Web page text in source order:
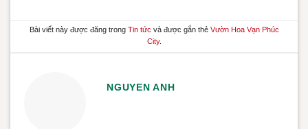
Bài viết này được đăng trong Tin tức và được gắn thẻ Vườn Hoa Vạn Phúc
City.
NGUYEN ANH